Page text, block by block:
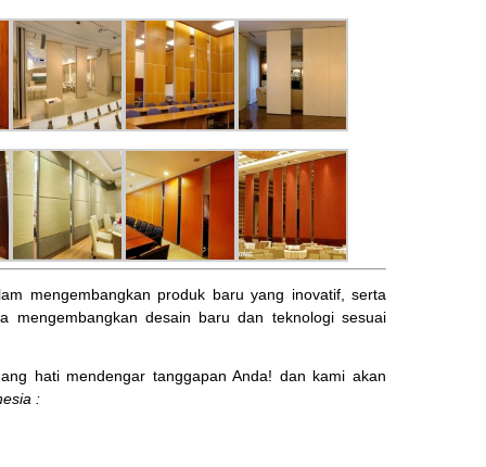
mengembangkan produk baru yang inovatif, serta
mengembangkan desain baru dan teknologi sesuai
hati mendengar tanggapan Anda! dan kami akan
: